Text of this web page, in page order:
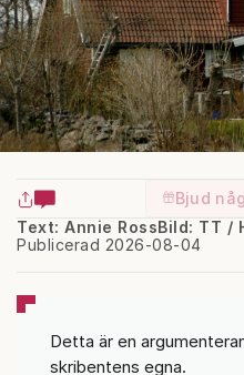
Bjud
Text: Annie Ross
Publicerad 2026-08-04
Bild: TT /
Detta är en
skribentens egna.